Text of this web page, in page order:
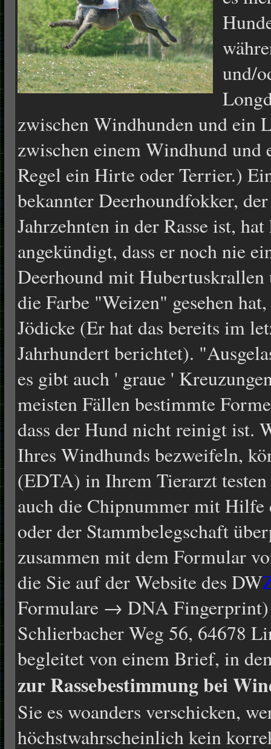
und/
zwischen Windhunden und ein
zwischen einem Windhund und
Regel ein Hirte oder Terrier.)
bekannter Deerhoundfokker,
Jahrzehnten in der Rasse ist,
angekündigt, dass er noch nie
Deerhound mit Hubertuskrallen
die Farbe "Weizen" gesehen
Jödicke (Er hat das bereits im
Jahrhundert berichtet).
es gibt auch ' graue '
meisten Fällen bestimmte
dass der Hund nicht reinigt ist.
Ihres Windhunds bezweifeln,
(EDTA) in Ihrem Tierarzt
auch die Chipnummer mit Hilfe
oder der Stammbelegschaft
zusammen mit dem Formular
die Sie auf der Website des DW
Formulare → DNA Fingerprint)
Schlierbacher Weg 56, 64678
begleitet von einem Brief, in
zur Rassebestimmung bei
Sie es woanders verschicken,
höchstwahrscheinlich kein